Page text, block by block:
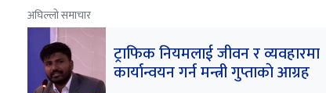
अघिल्लो समाचार
ट्राफिक नियमलाई जीवन र व्यवहारमा
कार्यान्वयन गर्न मन्त्री गुप्ताकाे आग्रह